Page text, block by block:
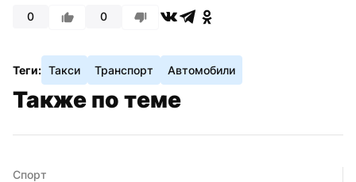
0 0
Теги: Такси Транспорт Автомобили
Также по теме
Спорт